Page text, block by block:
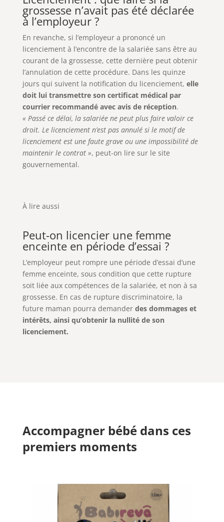
grossesse n’avait pas été déclarée
à l’employeur ?
En revanche, si l’employeur a prononcé un
licenciement à l’encontre de la salariée sans être au
courant de la grossesse, cette dernière peut obtenir
l’annulation de cette procédure. Dans les quinze
jours qui suivent la notification du licenciement, elle
doit lui transmettre son certificat médical par
courrier recommandé avec avis de réception.
« Passé ce délai, la salariée ne peut plus faire valoir ce
droit. Le licenciement n’est pas annulé si le motif de
licenciement est une faute grave ou une impossibilité de
maintenir le contrat », peut-on lire sur le site
gouvernemental.
À lire aussi
Peut-on licencier une femme
enceinte en période d’essai ?
L’employeur peut rompre une période d’essai d’une
femme enceinte, sous condition que cette rupture
soit liée aux compétences de la salariée, et non à sa
grossesse. En cas de rupture discriminatoire, la
future maman pourra demander des dommages et
intérêts, ainsi qu’obtenir la nullité de son
licenciement.
Accompagner bébé dans ces
premiers moments